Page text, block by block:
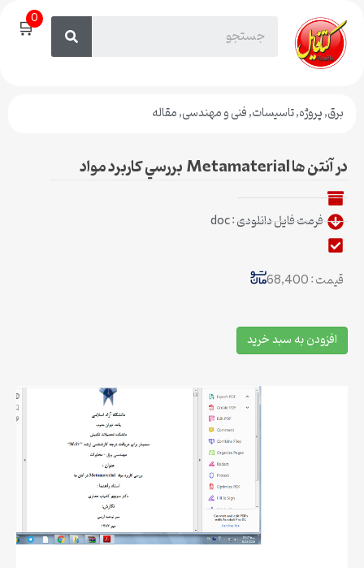
🛒0
برق,پروژه,تاسیسات,فنی و مهندسی,مقاله
در آنتن ها Metamaterial بررسي كاربرد مواد
فرمت فایل دانلودی : doc
قیمت : 68,400
افزودن به سبد خرید